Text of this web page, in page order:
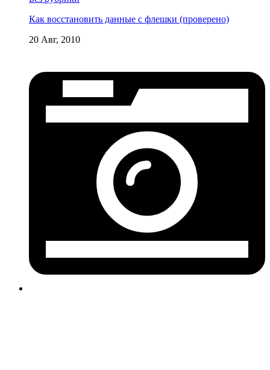
Как восстановить данные с флешки (проверено)
20 Авг, 2010